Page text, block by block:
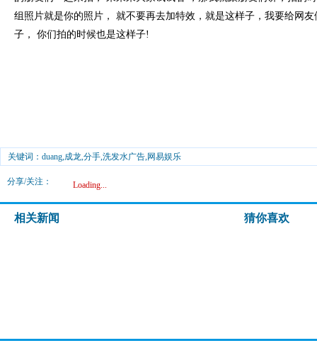
组照片就是你的照片， 就不要再去加特效，就是这样子，我要给网
子， 你们拍的时候也是这样子!
关键词：duang,成龙,分手,洗发水广告,网易娱乐
分享/关注： Loading...
相关新闻 猜你喜欢